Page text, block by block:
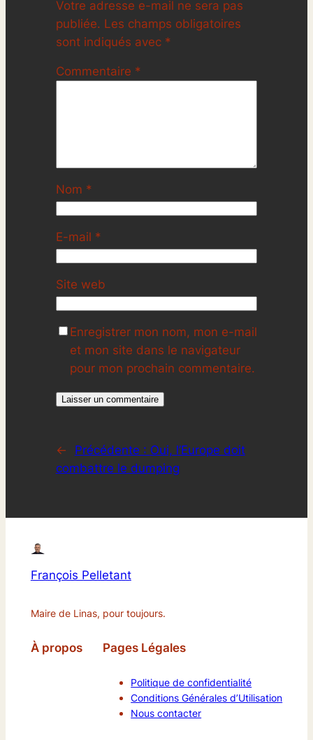
Votre adresse e-mail ne sera pas
publiée. Les champs obligatoires
sont indiqués avec *
Commentaire *
Nom *
E-mail *
Site web
Enregistrer mon nom, mon e-mail
et mon site dans le navigateur
pour mon prochain commentaire.
← Précédente : Oui, l’Europe doit
combattre le dumping
François Pelletant
Maire de Linas, pour toujours.
À propos Pages Légales
Politique de confidentialité
Conditions Générales d’Utilisation
Nous contacter